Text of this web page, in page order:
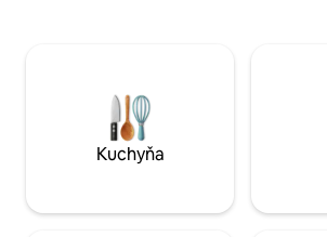
spálne majú Wi-Fi pripojenie Gigaclear
300 Mb/s. Podlahové kúrenie Dobre
vychované psy sú vítané Ohradená
záhrada. Prísny zákaz
Kuchyňa